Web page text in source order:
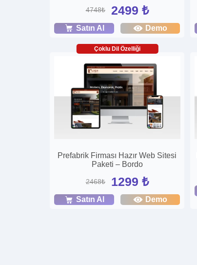
4748₺ 2499 ₺
Satın Al Demo
Çoklu Dil Özelliği
Prefabrik Firması Hazır Web Sitesi
Paketi – Bordo
2468₺ 1299 ₺
Satın Al Demo